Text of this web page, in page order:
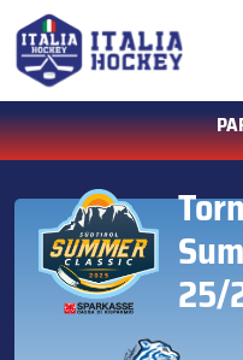
25/